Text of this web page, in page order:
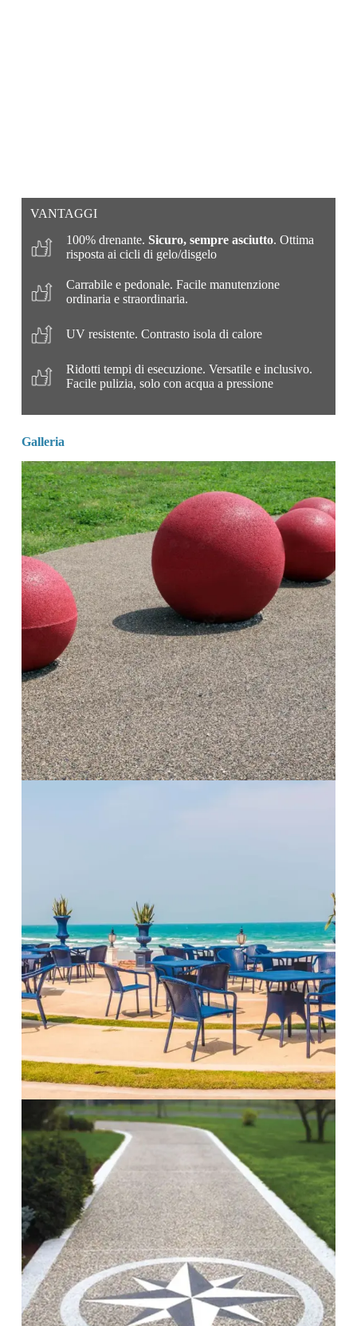
VANTAGGI
100% drenante. Sicuro, sempre asciutto. Ottima
risposta ai cicli di gelo/disgelo
Carrabile e pedonale. Facile manutenzione
ordinaria e straordinaria.
UV resistente. Contrasto isola di calore
Ridotti tempi di esecuzione. Versatile e inclusivo.
Facile pulizia, solo con acqua a pressione
Galleria